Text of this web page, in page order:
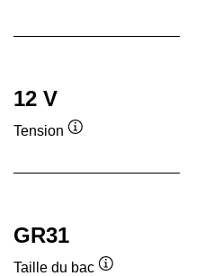
12 V
Tension
GR31
Taille du bac